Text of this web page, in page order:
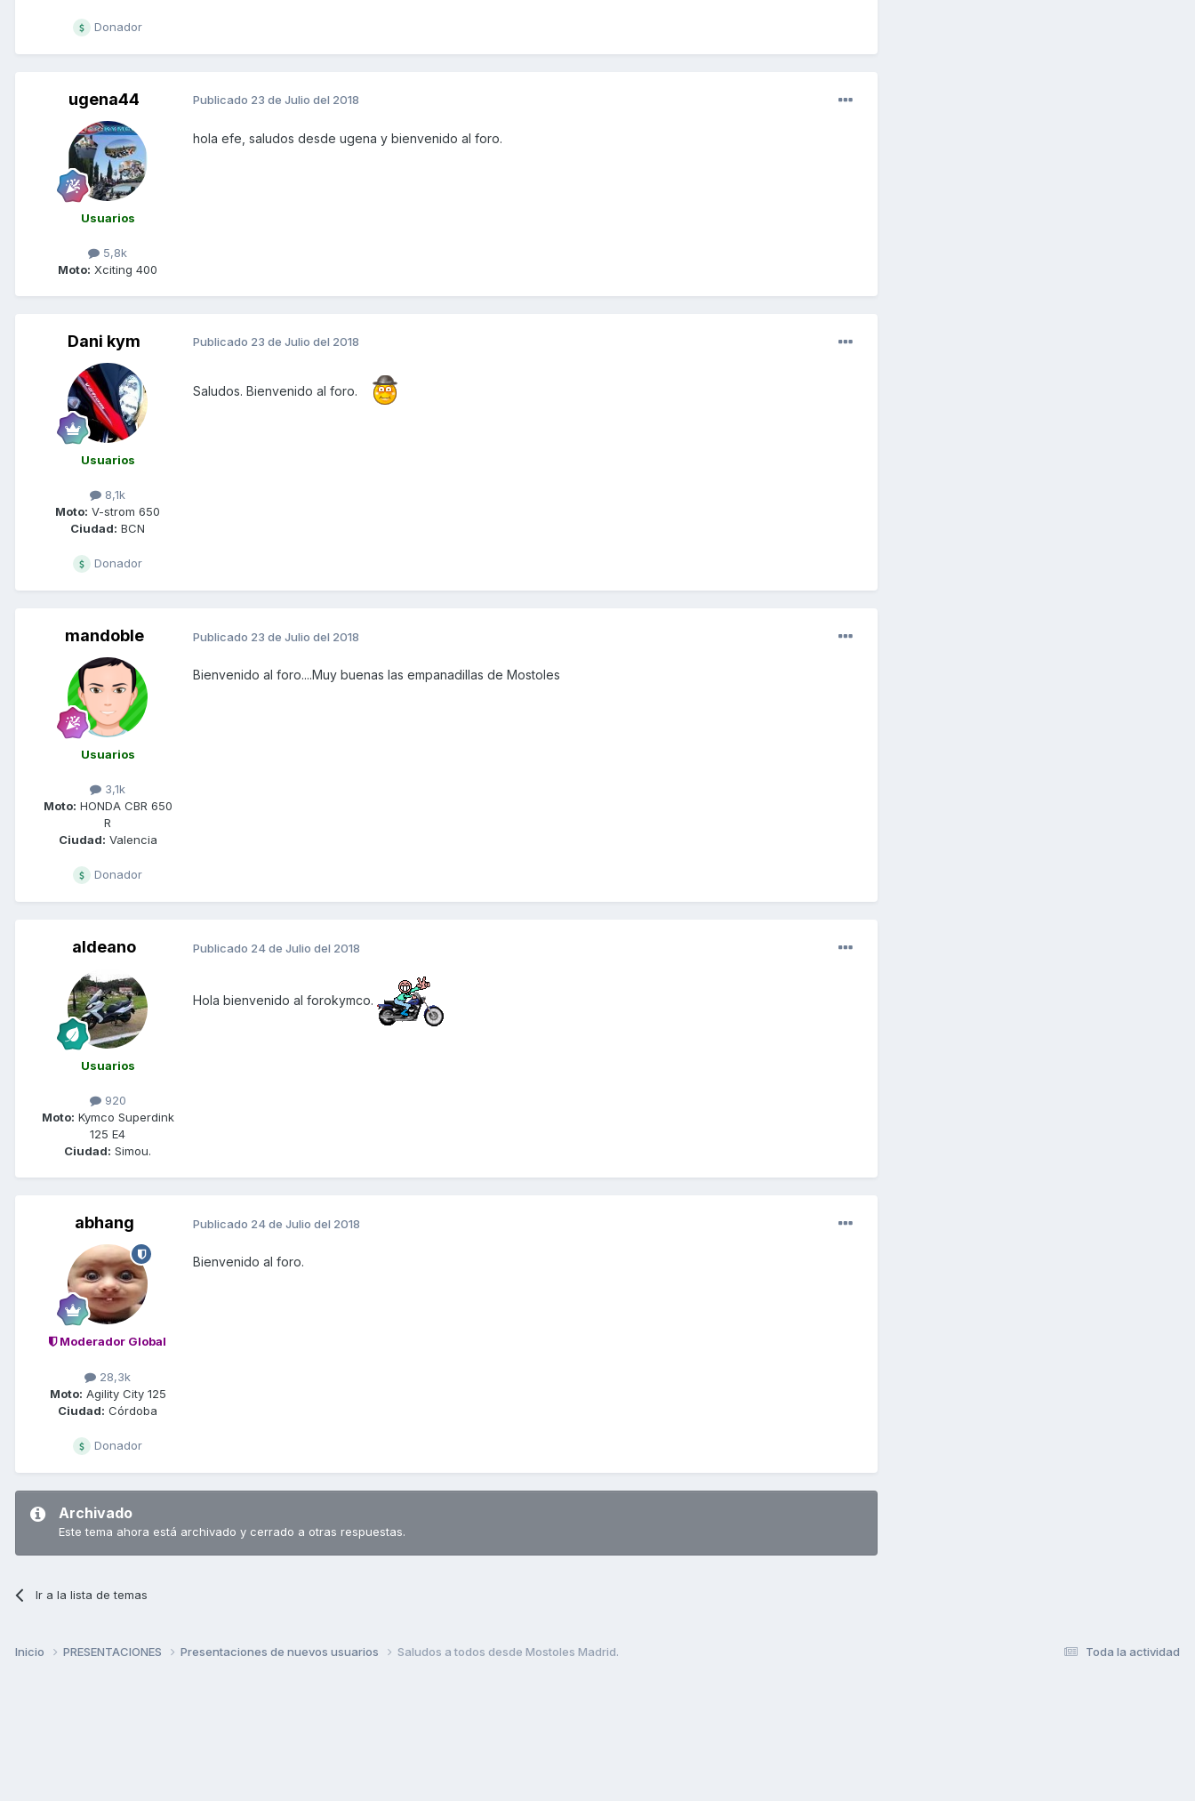
Donador
ugena44
Usuarios
5,8k
Moto: Xciting 400
Publicado 23 de Julio del 2018
hola efe, saludos desde ugena y bienvenido al foro.
Dani kym
Usuarios
8,1k
Moto: V-strom 650
Ciudad: BCN
Donador
Publicado 23 de Julio del 2018
Saludos. Bienvenido al foro.
mandoble
Usuarios
3,1k
Moto: HONDA CBR 650
R
Ciudad: Valencia
Donador
Publicado 23 de Julio del 2018
Bienvenido al foro....Muy buenas las empanadillas de Mostoles
aldeano
Usuarios
920
Moto: Kymco Superdink
125 E4
Ciudad: Simou.
Publicado 24 de Julio del 2018
Hola bienvenido al forokymco.
abhang
Moderador Global
28,3k
Moto: Agility City 125
Ciudad: Córdoba
Donador
Publicado 24 de Julio del 2018
Bienvenido al foro.
Archivado
Este tema ahora está archivado y cerrado a otras respuestas.
Ir a la lista de temas
Toda la actividad
Inicio PRESENTACIONES Presentaciones de nuevos usuarios Saludos a todos desde Mostoles Madrid.